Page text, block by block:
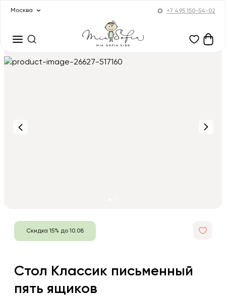
Москва +7 495 150-54-02
Скидка 15% до 10.08
Стол Классик письменный
пять ящиков